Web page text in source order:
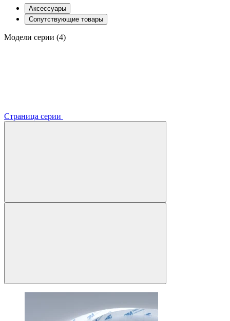
Аксессуары
Сопутствующие товары
Модели серии (4)
Страница серии